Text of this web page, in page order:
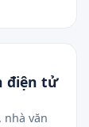
điện tử
nhà văn